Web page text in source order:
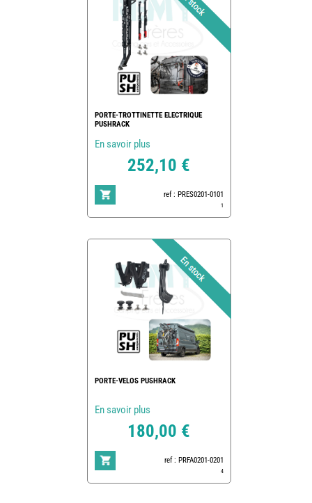
PORTE-TROTTINETTE ELECTRIQUE
PUSHRACK
En savoir plus
252,10 €
ref : PRES0201-0101
1
PORTE-VELOS PUSHRACK
En savoir plus
180,00 €
ref : PRFA0201-0201
4